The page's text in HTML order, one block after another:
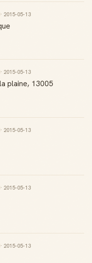
· 2015-05-13
· 2015-05-13
plaine, 13005
· 2015-05-13
· 2015-05-13
· 2015-05-13